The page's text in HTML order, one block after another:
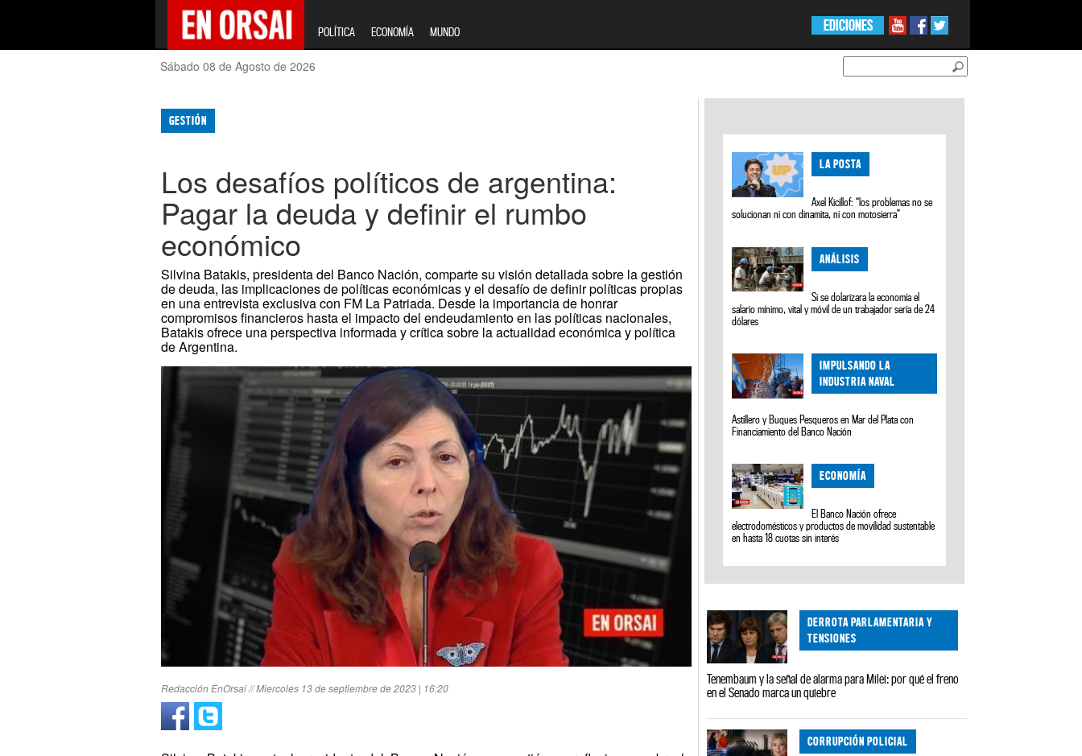
POLÍTICA ECONOMÍA MUNDO EDICIONES
Sábado 08 de Agosto de 2026
GESTIÓN
Los desafíos políticos de argentina:
Pagar la deuda y definir el rumbo
económico
Silvina Batakis, presidenta del Banco Nación, comparte su visión detallada sobre la gestión
de deuda, las implicaciones de políticas económicas y el desafío de definir políticas propias
en una entrevista exclusiva con FM La Patriada. Desde la importancia de honrar
compromisos financieros hasta el impacto del endeudamiento en las políticas nacionales,
Batakis ofrece una perspectiva informada y crítica sobre la actualidad económica y política
de Argentina.
Redacción EnOrsai // Miercoles 13 de septiembre de 2023 | 16:20
LA POSTA
Axel Kicillof: “los problemas no se
solucionan ni con dinamita, ni con motosierra”
ANÁLISIS
Si se dolarizara la economía el
salario mínimo, vital y móvil de un trabajador sería de 24
dólares
IMPULSANDO LA
INDUSTRIA NAVAL
Astillero y Buques Pesqueros en Mar del Plata con
Financiamiento del Banco Nación
ECONOMÍA
El Banco Nación ofrece
electrodomésticos y productos de movilidad sustentable
en hasta 18 cuotas sin interés
DERROTA PARLAMENTARIA Y
TENSIONES
Tenembaum y la señal de alarma para Milei: por qué el freno
en el Senado marca un quiebre
CORRUPCIÓN POLICIAL